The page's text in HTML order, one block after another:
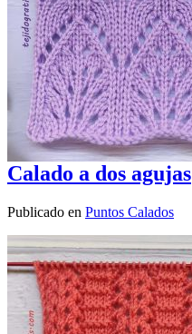
Calado a dos agujas
Publicado en Puntos Calados